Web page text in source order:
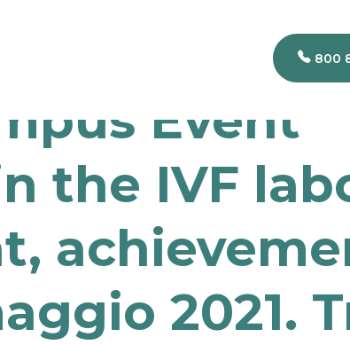
800
Event
the IVF
2021.